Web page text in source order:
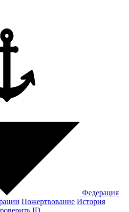
Федерация
Пожертвование История
ID